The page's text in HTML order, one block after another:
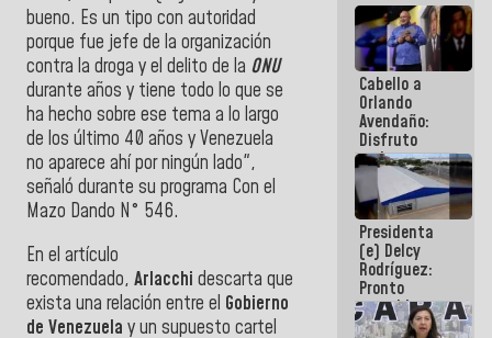
bueno. Es un tipo con autoridad
porque fue jefe de la organización
contra la droga y el delito de la ONU
durante años y tiene todo lo que se
ha hecho sobre ese tema a lo largo
de los último 40 años y Venezuela
no aparece ahí por ningún lado",
señaló durante su programa Con el
Mazo Dando N° 546.
En el artículo
recomendado, Arlacchi descarta que
exista una relación entre el Gobierno
de Venezuela y un supuesto cartel
Cabello a
Orlando
Avendaño:
Disfruto
cada vez
que escribes
porque lo
que haces
es
embarrarla
Presidenta
(e) Delcy
Rodríguez:
Pronto
restableceremos
las